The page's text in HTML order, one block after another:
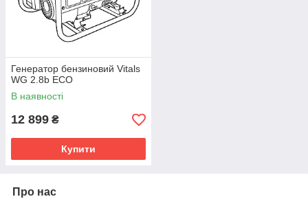
Генератор бензиновий Vitals
WG 2.8b ECO
В наявності
12 899 ₴
Купити
Про нас